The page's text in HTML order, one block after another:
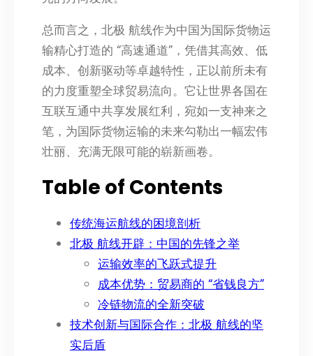
总而言之，北极 航线作为中国为国际货物运
输精心打造的 “高速通道”，凭借其高效、低
成本、创新驱动等卓越特性，正以前所未有
的力度重塑全球贸易流向。它让世界各国在
互联互通中共享发展红利，宛如一支神来之
笔，为国际货物运输的未来勾勒出一幅宏伟
壮丽、充满无限可能的崭新画卷。
Table of Contents
传统海运航线的困境剖析
北极 航线开辟：中国的先锋之举
运输效率的飞跃式提升
成本优势：贸易商的 “省钱良方”
冷链物流的全新突破
技术创新与国际合作：北极 航线的坚
实后盾